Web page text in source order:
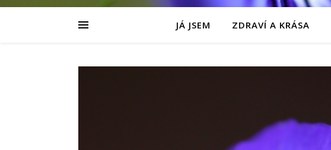
JÁ JSEM ZDRAVÍ A KRÁSA